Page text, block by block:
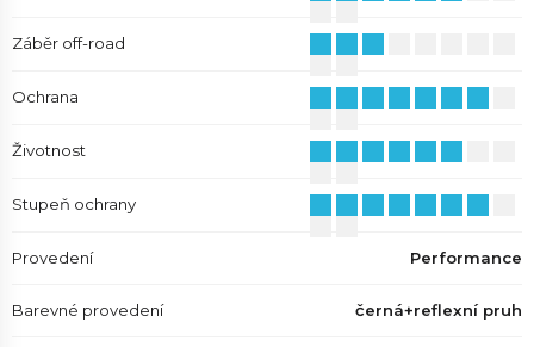
Záběr off-road
Ochrana
Životnost
Stupeň ochrany
Provedení Performance
Barevné provedení černá+reflexní pruh